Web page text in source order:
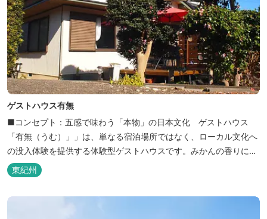
ゲストハウス有無
■コンセプト：五感で味わう「本物」の日本文化 ゲストハウス
「有無（うむ）」」は、単なる宿泊場所ではなく、ローカル文化へ
の没入体験を提供する体験型ゲストハウスです。みかんの香りに包
まれ、歴史ある世界遺産を巡り、日本の原風景に触れる。「本物」
の日本文化を巡る冒険がここから始まります。 「年中みかんのとれ
るまち」にある当館は、ご宿泊のお客様にその時期に採れた旬の
東紀州